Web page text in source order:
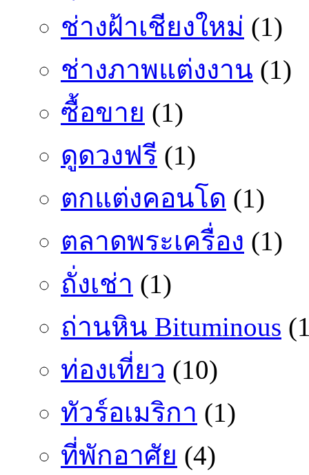
ช่างฝ้าเชียงใหม่ (1)
ช่างภาพแต่งงาน (1)
ซื้อขาย (1)
ดูดวงฟรี (1)
ตกแต่งคอนโด (1)
ตลาดพระเครื่อง (1)
ถั่งเช่า (1)
ถ่านหิน Bituminous
ท่องเที่ยว (10)
ทัวร์อเมริกา (1)
ที่พักอาศัย (4)